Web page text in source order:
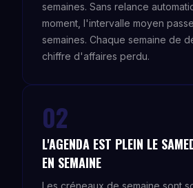
semaines. Sans relance
moment, l'intervalle moyen
semaines. Chaque semaine de
chiffre d'affaires perdu.
02
L'AGENDA EST PLEIN LE
EN SEMAINE
Les créneaux de semaine sont